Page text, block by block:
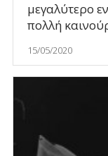
μεγαλύτερο
πολλή
15/05/2020